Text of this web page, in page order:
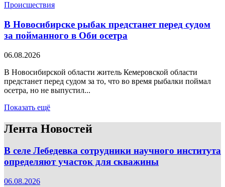
Происшествия
В Новосибирске рыбак предстанет перед судом
за пойманного в Оби осетра
06.08.2026
В Новосибирской области житель Кемеровской области
предстанет перед судом за то, что во время рыбалки поймал
осетра, но не выпустил...
Показать ещё
Лента Новостей
В селе Лебедевка сотрудники научного института
определяют участок для скважины
06.08.2026